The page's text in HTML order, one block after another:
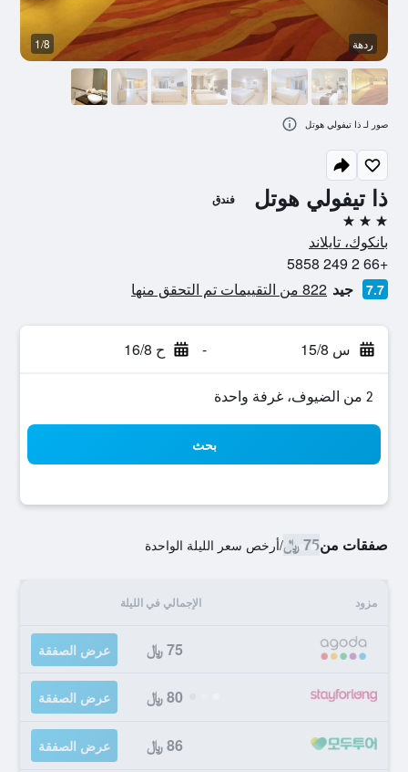
ذا تيفولي هوتل فندق
3 نجوم
بانكوك، تايلاند
+66 2 249 5858
7.7 جيد 822 من التقييمات تم التحقق منها
س 15/8 - ح 16/8
2 من الضيوف، غرفة واحدة
بحث
صفقات من75 ﷼ /أرخص سعر الليلة الواحدة
مزود الإجمالي في الليلة
75 ﷼ عرض الصفقة
80 ﷼ عرض الصفقة
86 ﷼ عرض الصفقة
ردهة 1/8
صور لـ ذا تيفولي هوتل